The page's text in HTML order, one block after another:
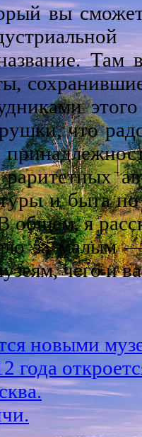
вы
Там
что
и быта
общем, я
за малым
чего и
новыми
года